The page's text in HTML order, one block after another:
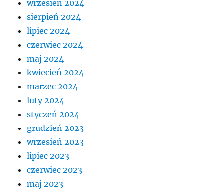
wrzesień 2024
sierpień 2024
lipiec 2024
czerwiec 2024
maj 2024
kwiecień 2024
marzec 2024
luty 2024
styczeń 2024
grudzień 2023
wrzesień 2023
lipiec 2023
czerwiec 2023
maj 2023